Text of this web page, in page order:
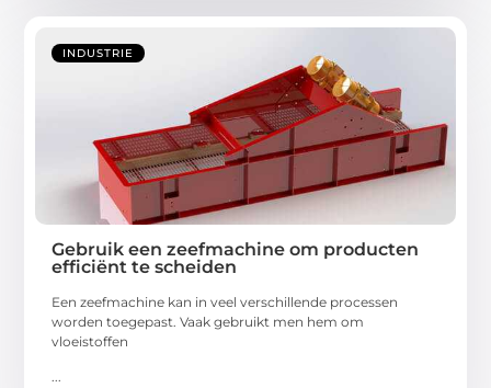
INDUSTRIE
Gebruik een zeefmachine om producten
efficiënt te scheiden
Een zeefmachine kan in veel verschillende processen
worden toegepast. Vaak gebruikt men hem om
vloeistoffen
...